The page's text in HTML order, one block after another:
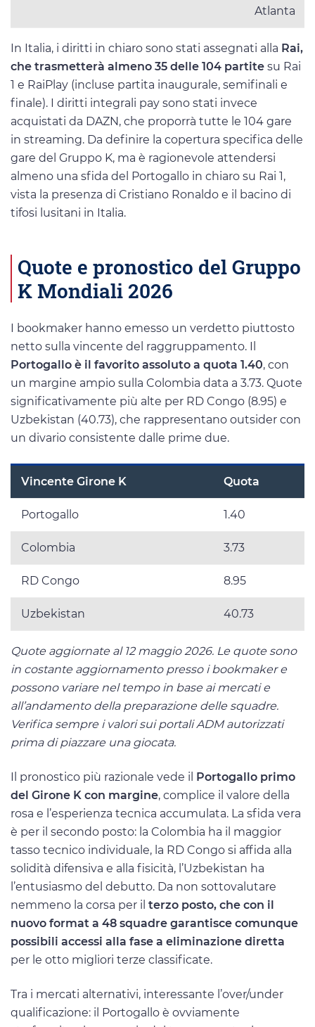
Atlanta
In Italia, i diritti in chiaro sono stati assegnati alla Rai,
che trasmetterà almeno 35 delle 104 partite su Rai
1 e RaiPlay (incluse partita inaugurale, semifinali e
finale). I diritti integrali pay sono stati invece
acquistati da DAZN, che proporrà tutte le 104 gare
in streaming. Da definire la copertura specifica delle
gare del Gruppo K, ma è ragionevole attendersi
almeno una sfida del Portogallo in chiaro su Rai 1,
vista la presenza di Cristiano Ronaldo e il bacino di
tifosi lusitani in Italia.
Quote e pronostico del Gruppo
K Mondiali 2026
I bookmaker hanno emesso un verdetto piuttosto
netto sulla vincente del raggruppamento. Il
Portogallo è il favorito assoluto a quota 1.40, con
un margine ampio sulla Colombia data a 3.73. Quote
significativamente più alte per RD Congo (8.95) e
Uzbekistan (40.73), che rappresentano outsider con
un divario consistente dalle prime due.
Vincente Girone K Quota
Portogallo 1.40
Colombia 3.73
RD Congo 8.95
Uzbekistan 40.73
Quote aggiornate al 12 maggio 2026. Le quote sono
in costante aggiornamento presso i bookmaker e
possono variare nel tempo in base ai mercati e
all’andamento della preparazione delle squadre.
Verifica sempre i valori sui portali ADM autorizzati
prima di piazzare una giocata.
Il pronostico più razionale vede il Portogallo primo
del Girone K con margine, complice il valore della
rosa e l’esperienza tecnica accumulata. La sfida vera
è per il secondo posto: la Colombia ha il maggior
tasso tecnico individuale, la RD Congo si affida alla
solidità difensiva e alla fisicità, l’Uzbekistan ha
l’entusiasmo del debutto. Da non sottovalutare
nemmeno la corsa per il terzo posto, che con il
nuovo format a 48 squadre garantisce comunque
possibili accessi alla fase a eliminazione diretta
per le otto migliori terze classificate.
Tra i mercati alternativi, interessante l’over/under
qualificazione: il Portogallo è ovviamente